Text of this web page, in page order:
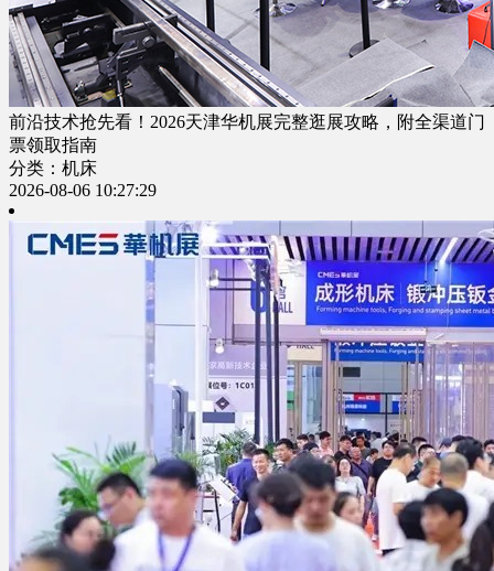
前沿技术抢先看！2026天津华机展完整逛展攻略，附全渠道门
票领取指南
分类：机床
2026-08-06 10:27:29